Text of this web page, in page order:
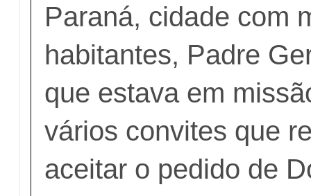
Paraná, cidade com
habitantes, Padre
que estava em
vários convites que
aceitar o pedido de